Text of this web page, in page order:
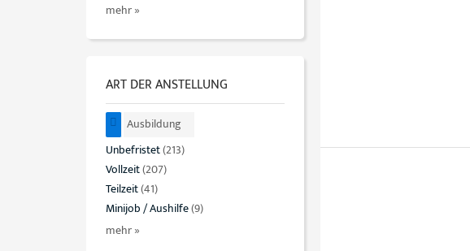
mehr »
ART DER ANSTELLUNG
Ausbildung
Unbefristet(213)
Vollzeit(207)
Teilzeit(41)
Minijob / Aushilfe(9)
mehr »